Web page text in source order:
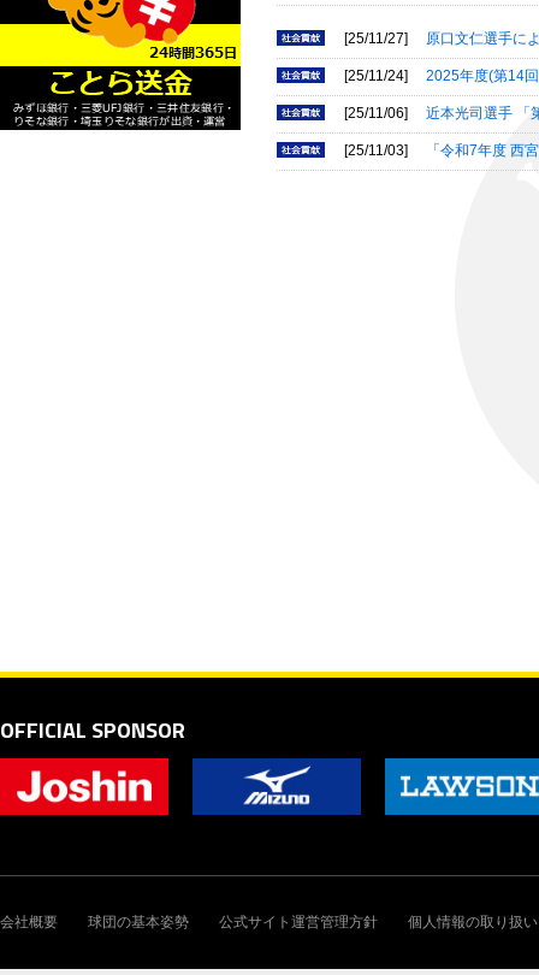
[25/11/27] 原口文仁選手に
[25/11/24] 2025年度(第14
[25/11/06] 近本光司選手 「
[25/11/03] 「令和7年度 西
OFFICIAL SPONSOR
会社概要 球団の基本姿勢 公式サイト運営管理方針 個人情報の取り扱い